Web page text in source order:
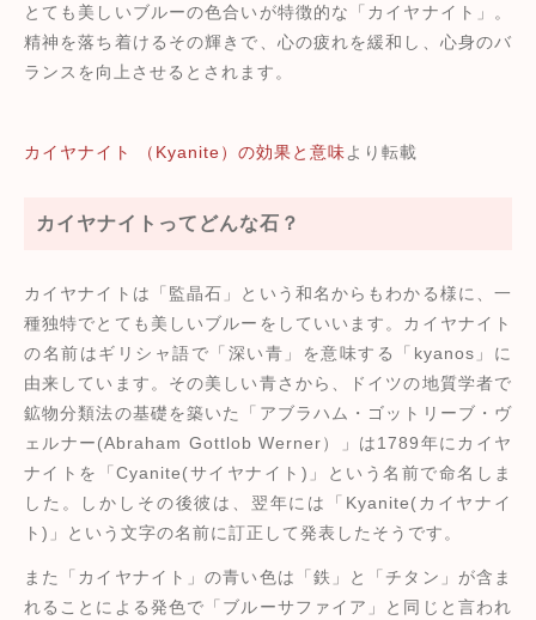
とても美しいブルーの色合いが特徴的な「カイヤナイト」。
精神を落ち着けるその輝きで、心の疲れを緩和し、心身のバ
ランスを向上させるとされます。
カイヤナイト （Kyanite）の効果と意味より転載
カイヤナイトってどんな石？
カイヤナイトは「監晶石」という和名からもわかる様に、一
種独特でとても美しいブルーをしていいます。カイヤナイト
の名前はギリシャ語で「深い青」を意味する「kyanos」に
由来しています。その美しい青さから、ドイツの地質学者で
鉱物分類法の基礎を築いた「アブラハム・ゴットリーブ・ヴ
ェルナー(Abraham Gottlob Werner）」は1789年にカイヤ
ナイトを「Cyanite(サイヤナイト)」という名前で命名しま
した。しかしその後彼は、翌年には「Kyanite(カイヤナイ
ト)」という文字の名前に訂正して発表したそうです。
また「カイヤナイト」の青い色は「鉄」と「チタン」が含ま
れることによる発色で「ブルーサファイア」と同じと言われ